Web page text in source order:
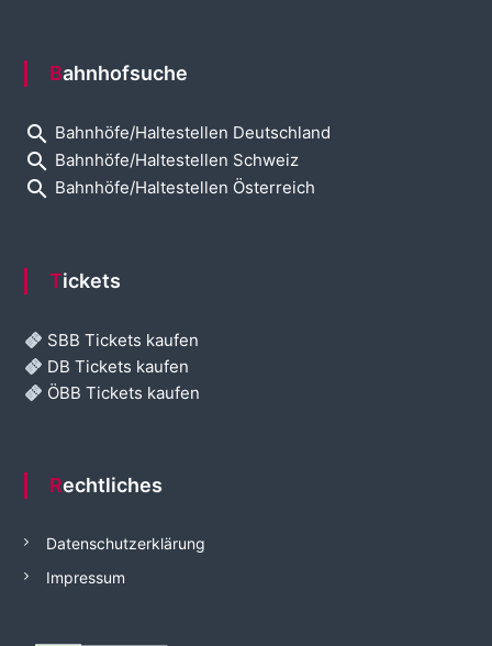
Bahnhofsuche
search Bahnhöfe/Haltestellen Deutschland
search Bahnhöfe/Haltestellen Schweiz
search Bahnhöfe/Haltestellen Österreich
Tickets
SBB Tickets kaufen
DB Tickets kaufen
ÖBB Tickets kaufen
Rechtliches
Datenschutzerklärung
Impressum